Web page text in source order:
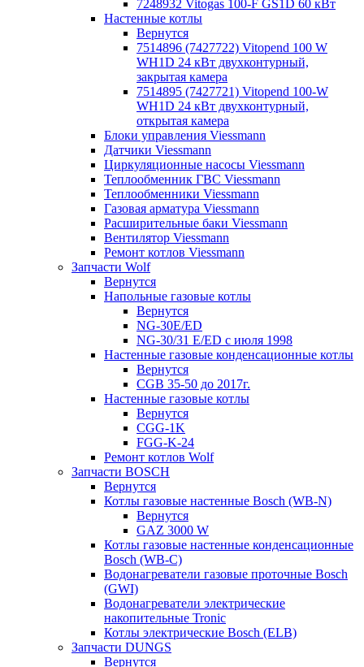
7248932 Vitogas 100-F GS1D 60 кВт
Настенные котлы
Вернутся
7514896 (7427722) Vitopend 100 W
WH1D 24 кВт двухконтурный,
закрытая камера
7514895 (7427721) Vitopend 100-W
WH1D 24 кВт двухконтурный,
открытая камера
Блоки управления Viessmann
Датчики Viessmann
Циркуляционные насосы Viessmann
Теплообменник ГВС Viessmann
Теплообменники Viessmann
Газовая арматура Viessmann
Расширительные баки Viessmann
Вентилятор Viessmann
Ремонт котлов Viessmann
Запчасти Wolf
Вернутся
Напольные газовые котлы
Вернутся
NG-30E/ED
NG-30/31 E/ED с июля 1998
Настенные газовые конденсационные котлы
Вернутся
CGB 35-50 до 2017г.
Настенные газовые котлы
Вернутся
CGG-1K
FGG-K-24
Ремонт котлов Wolf
Запчасти BOSCH
Вернутся
Котлы газовые настенные Bosch (WB-N)
Вернутся
GAZ 3000 W
Котлы газовые настенные конденсационные
Bosch (WB-C)
Водонагреватели газовые проточные Bosch
(GWI)
Водонагреватели электрические
накопительные Tronic
Котлы электрические Bosch (ELB)
Запчасти DUNGS
Вернутся